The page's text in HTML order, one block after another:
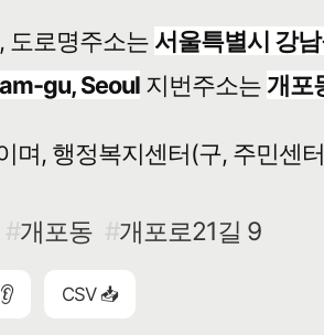
도로명주소는 서울특별시 강
gu, Seoul 지번주소는개포
며, 행정복지센터(구, 주민센
개포동 개포로21길 9
CSV 📥